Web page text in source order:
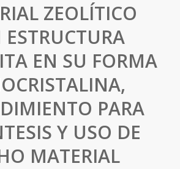
ZEOLÍTICO
ESTRUCTURA
EN SU FORMA
PARA
Y USO DE
MATERIAL